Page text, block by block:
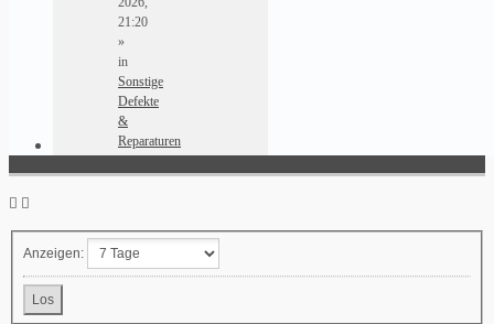
21:20
»
in
Sonstige
Defekte
&
Reparaturen
Anzeigen: